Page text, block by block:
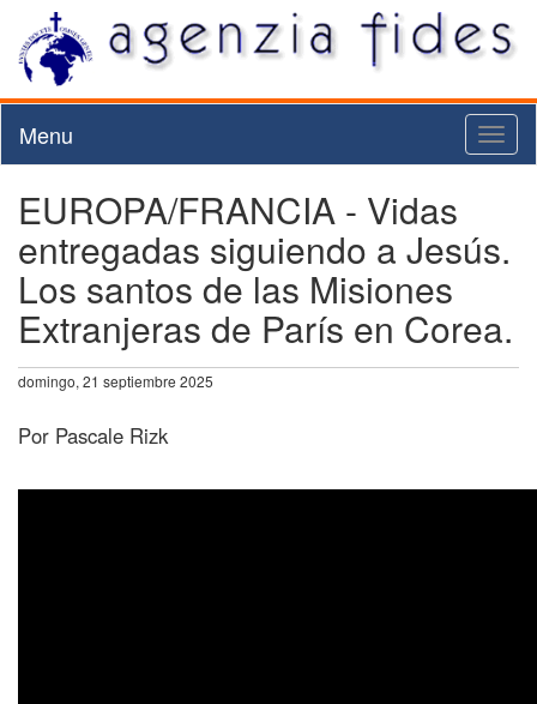
Menu
EUROPA/FRANCIA - Vidas
entregadas siguiendo a Jesús.
Los santos de las Misiones
Extranjeras de París en Corea.
domingo, 21 septiembre 2025
Por Pascale Rizk